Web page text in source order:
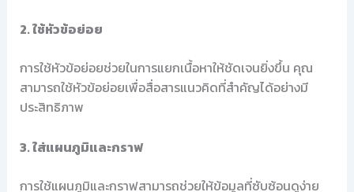
2. ใช้หัวข้อย่อย
การใช้หัวข้อย่อยช่วยในการแยกเนื้อหาให้ชัดเจนยิ่งขึ้น คุณ
สามารถใช้หัวข้อย่อยเพื่อสื่อสารแนวคิดที่สำคัญได้อย่างมี
ประสิทธิภาพ
3. ใส่แผนภูมิและกราฟ
การใช้แผนภูมิและกราฟสามารถช่วยให้ข้อมูลที่ซับซ้อนดูง่าย